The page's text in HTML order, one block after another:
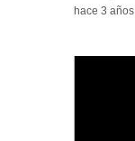
-hace 3 años